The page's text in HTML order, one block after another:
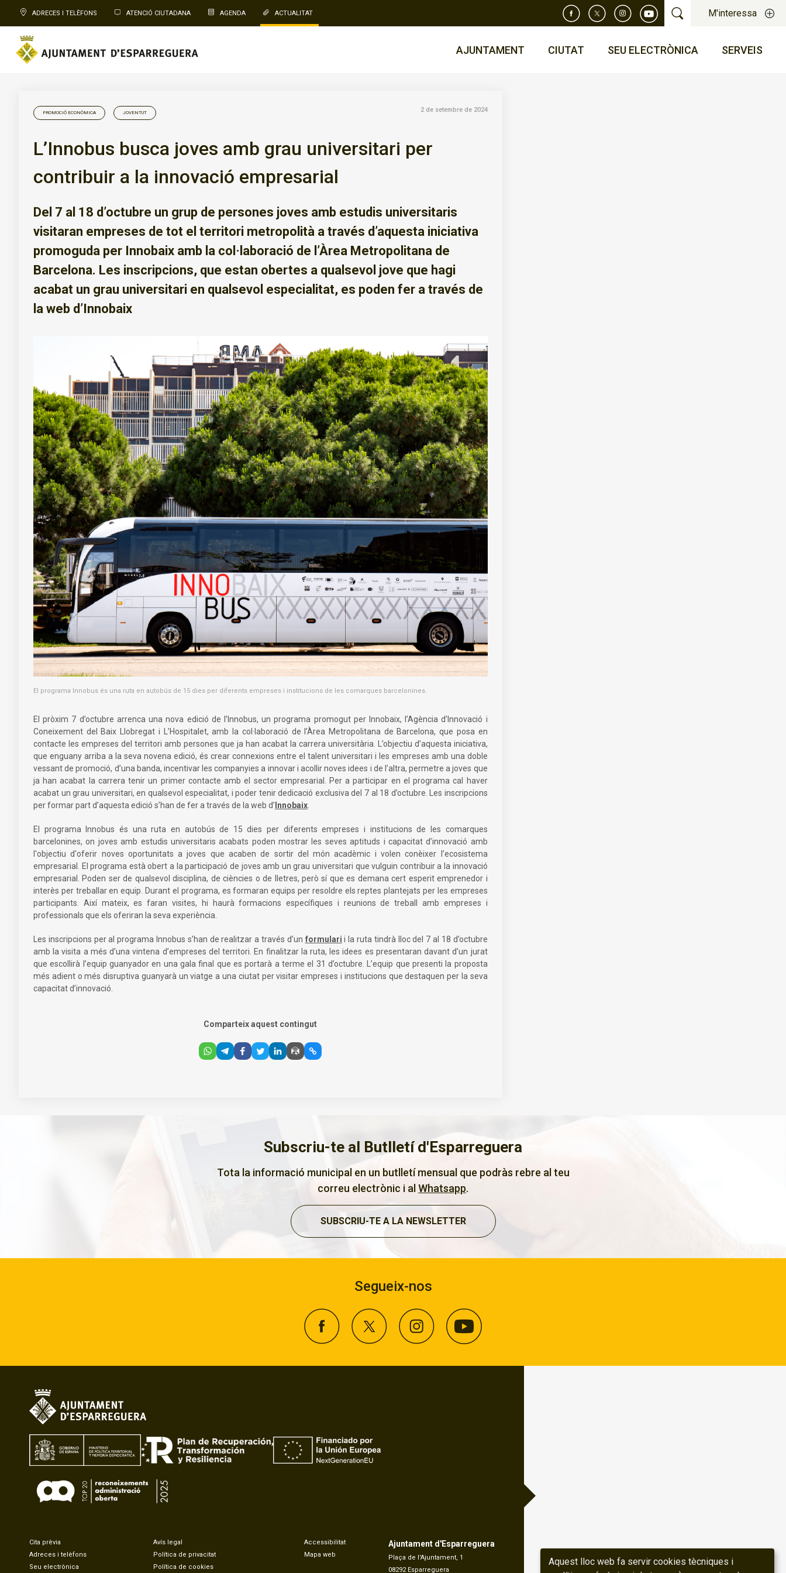
ADRECES I TELÈFONS ATENCIÓ CIUTADANA AGENDA ACTUALITAT M'interessa
AJUNTAMENT CIUTAT SEU ELECTRÒNICA SERVEIS
PROMOCIÓ ECONÒMICA JOVENTUT 2 de setembre de 2024
L’Innobus busca joves amb grau universitari per
contribuir a la innovació empresarial
Del 7 al 18 d’octubre un grup de persones joves amb estudis universitaris
visitaran empreses de tot el territori metropolità a través d’aquesta iniciativa
promoguda per Innobaix amb la col·laboració de l’Àrea Metropolitana de
Barcelona. Les inscripcions, que estan obertes a qualsevol jove que hagi
acabat un grau universitari en qualsevol especialitat, es poden fer a través de
la web d’Innobaix
El programa Innobus és una ruta en autobús de 15 dies per diferents empreses i institucions de les comarques barcelonines.
El pròxim 7 d’octubre arrenca una nova edició de l’Innobus, un programa promogut per Innobaix, l’Agència d’Innovació i
Coneixement del Baix Llobregat i L’Hospitalet, amb la col·laboració de l’Àrea Metropolitana de Barcelona, que posa en
contacte les empreses del territori amb persones que ja han acabat la carrera universitària. L’objectiu d’aquesta iniciativa,
que enguany arriba a la seva novena edició, és crear connexions entre el talent universitari i les empreses amb una doble
vessant de promoció, d’una banda, incentivar les companyies a innovar i acollir noves idees i de l’altra, permetre a joves que
ja han acabat la carrera tenir un primer contacte amb el sector empresarial. Per a participar en el programa cal haver
acabat un grau universitari, en qualsevol especialitat, i poder tenir dedicació exclusiva del 7 al 18 d’octubre. Les inscripcions
per formar part d’aquesta edició s’han de fer a través de la web d’ Innobaix.
El programa Innobus és una ruta en autobús de 15 dies per diferents empreses i institucions de les comarques
barcelonines, on joves amb estudis universitaris acabats poden mostrar les seves aptituds i capacitat d’innovació amb
l'objectiu d'oferir noves oportunitats a joves que acaben de sortir del món acadèmic i volen conèixer l’ecosistema
empresarial. El programa està obert a la participació de joves amb un grau universitari que vulguin contribuir a la innovació
empresarial. Poden ser de qualsevol disciplina, de ciències o de lletres, però sí que es demana cert esperit emprenedor i
interès per treballar en equip. Durant el programa, es formaran equips per resoldre els reptes plantejats per les empreses
participants. Així mateix, es faran visites, hi haurà formacions específiques i reunions de treball amb empreses i
professionals que els oferiran la seva experiència.
Les inscripcions per al programa Innobus s’han de realitzar a través d’un formulari i la ruta tindrà lloc del 7 al 18 d’octubre
amb la visita a més d’una vintena d’empreses del territori. En finalitzar la ruta, les idees es presentaran davant d’un jurat
que escollirà l’equip guanyador en una gala final que es portarà a terme el 31 d’octubre. L’equip que presenti la proposta
més adient o més disruptiva guanyarà un viatge a una ciutat per visitar empreses i institucions que destaquen per la seva
capacitat d’innovació.
Comparteix aquest contingut
Subscriu-te al Butlletí d'Esparreguera
Tota la informació municipal en un butlletí mensual que podràs rebre al teu
correu electrònic i al Whatsapp.
SUBSCRIU-TE A LA NEWSLETTER
Segueix-nos
Cita prèvia
Adreces i telèfons
Seu electrònica
Avís legal
Política de privacitat
Política de cookies
Accessibilitat
Mapa web
Ajuntament d'Esparreguera
Plaça de l'Ajuntament, 1
08292 Esparreguera
Aquest lloc web fa servir cookies tècniques i